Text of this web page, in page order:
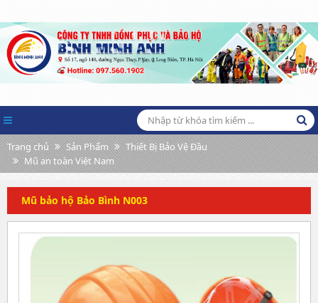
Trang chủ Sản Phẩm
Thiết Bị Bảo Vệ Đầu
Mũ an toàn Việt Nam
Mũ bảo hộ Bảo Bình N003